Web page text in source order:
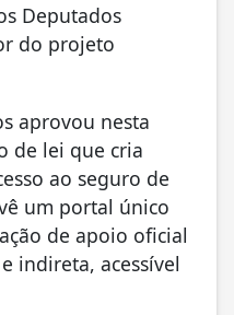
Deputados
do projeto
aprovou nesta
de lei que cria
ao seguro de
um portal único
de apoio oficial
indireta, acessível